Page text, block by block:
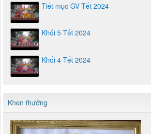
Tiết mục GV Tết 2024
Khối 5 Tết 2024
Khối 4 Tết 2024
Khen thưởng